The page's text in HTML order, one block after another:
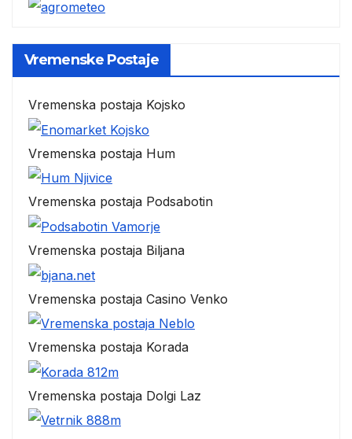
Vremenske Postaje
Vremenska postaja Kojsko
Vremenska postaja Hum
Vremenska postaja Podsabotin
Vremenska postaja Biljana
Vremenska postaja Casino Venko
Vremenska postaja Korada
Vremenska postaja Dolgi Laz